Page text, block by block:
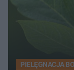
PIELĘGNACJA